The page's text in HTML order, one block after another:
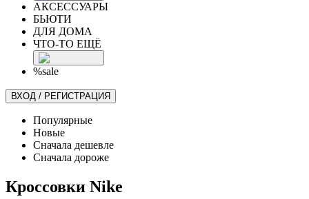
АКСЕССУАРЫ
БЬЮТИ
ДЛЯ ДОМА
ЧТО-ТО ЕЩЁ
%sale
ВХОД / РЕГИСТРАЦИЯ
Популярные
Новые
Сначала дешевле
Сначала дороже
Кроссовки Nike